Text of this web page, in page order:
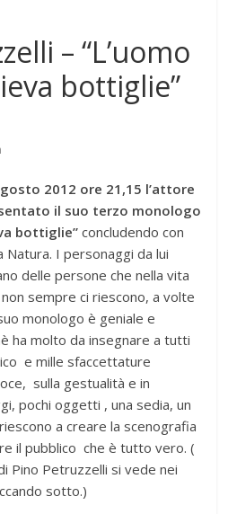
– “L’uomo
bottiglie”
2012 ore 21,15 l’attore
il suo terzo monologo
bottiglie” concludendo con
Natura. I personaggi da lui
delle persone che nella vita
sempre ci riescono, a volte
monologo è geniale e
ha molto da insegnare a tutti
e mille sfaccettature
sulla gestualità e in
pochi oggetti , una sedia, un
a creare la scenografia
il pubblico che è tutto vero. (
Pino Petruzzelli si vede nei
sotto.)